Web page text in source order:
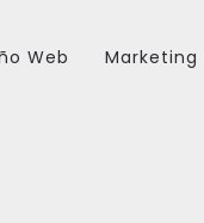
Web Marketing